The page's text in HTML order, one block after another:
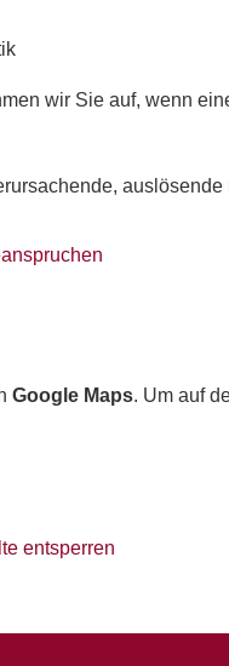
wir Sie auf, wenn
Google Maps. Um auf
entsperren